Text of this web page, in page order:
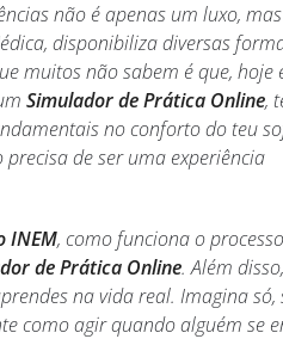
não é apenas um luxo,
disponibiliza diversas
muitos não sabem é que, hoje
Simulador de Prática Online,
no conforto do teu
de ser uma experiência
INEM, como funciona o
de Prática Online. Além
na vida real. Imagina só,
como agir quando alguém se